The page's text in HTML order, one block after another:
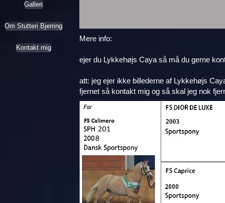
Mere info:
ejer du Lykkehøjs Caya så må du gerne
att: jeg ejer ikke billederne af Lykkehøjs
fjernet så kontakt mig og så skal jeg nok
Galleri
Om Stutteri Bjerring
Kontakt mig